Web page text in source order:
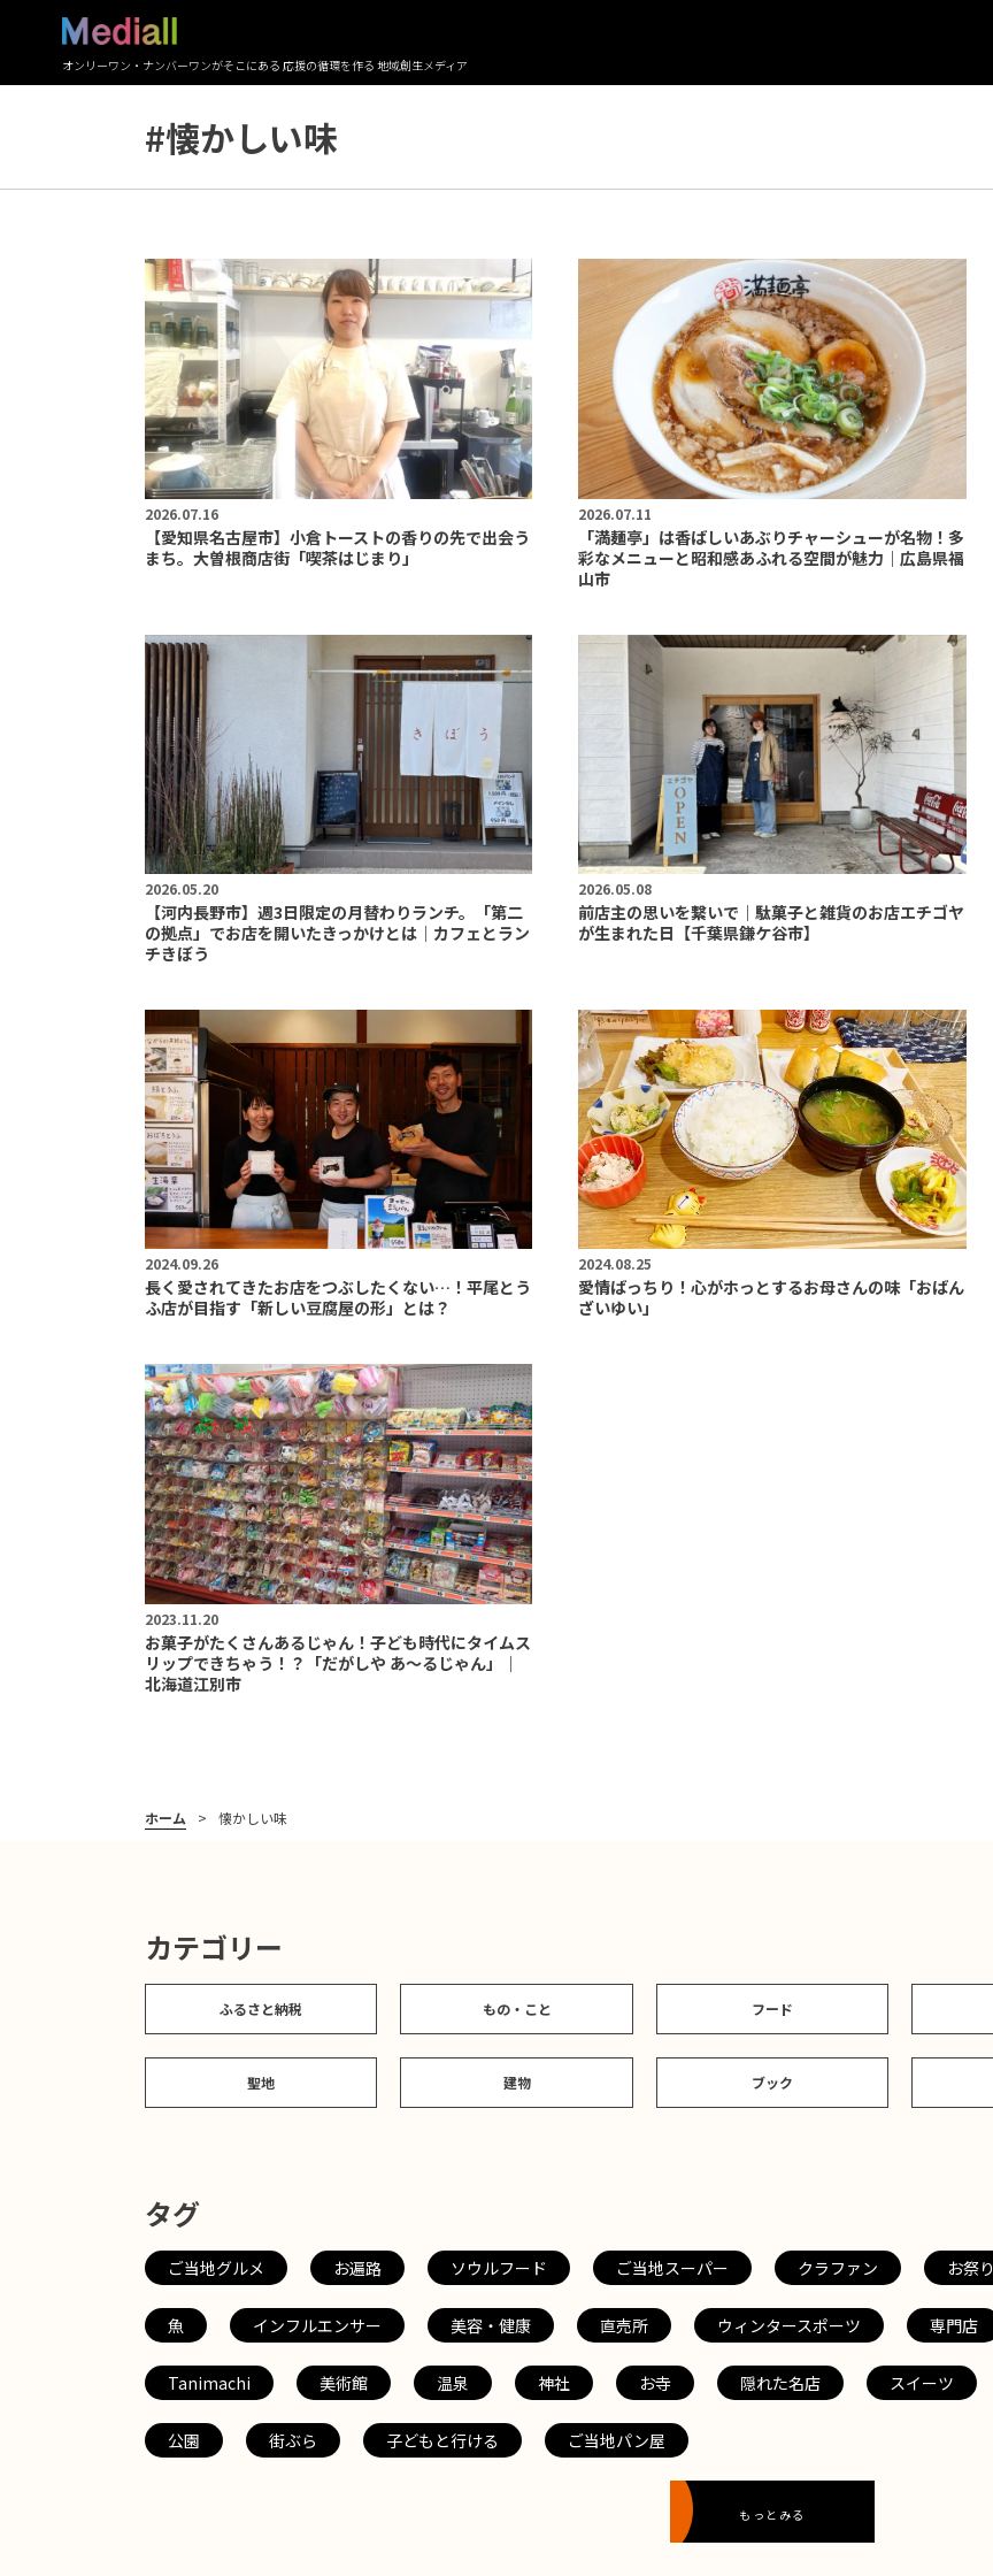
オンリーワン・ナンバーワンがそこにある 応援の循環を作る 地域創生メディア
#懐かしい味
2026.07.16
【愛知県名古屋市】小倉トーストの香りの先で出会う
まち。大曽根商店街「喫茶はじまり」
2026.07.11
「満麺亭」は香ばしいあぶりチャーシューが名物！多
彩なメニューと昭和感あふれる空間が魅力｜広島県福
山市
2026.05.20
【河内長野市】週3日限定の月替わりランチ。「第二
の拠点」でお店を開いたきっかけとは｜カフェとラン
チきぼう
2026.05.08
前店主の思いを繋いで｜駄菓子と雑貨のお店エチゴヤ
が生まれた日【千葉県鎌ケ谷市】
2024.09.26
長く愛されてきたお店をつぶしたくない…！平尾とう
ふ店が目指す「新しい豆腐屋の形」とは？
2024.08.25
愛情ばっちり！心がホっとするお母さんの味「おばん
ざいゆい」
2023.11.20
お菓子がたくさんあるじゃん！子ども時代にタイムス
リップできちゃう！？「だがしや あ～るじゃん」｜
北海道江別市
ホーム 懐かしい味
カテゴリー
ふるさと納税 もの・こと フード
聖地 建物 ブック
タグ
ご当地グルメ お遍路 ソウルフード ご当地スーパー クラファン お祭り
魚 インフルエンサー 美容・健康 直売所 ウィンタースポーツ 専門店
Tanimachi 美術館 温泉 神社 お寺 隠れた名店 スイーツ
公園 街ぶら 子どもと行ける ご当地パン屋
もっとみる